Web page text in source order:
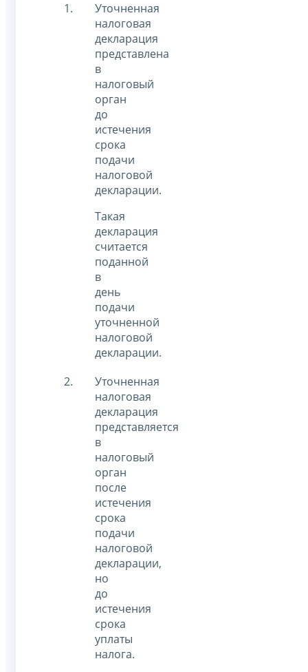
Уточненная
налоговая
декларация
представлена
в
налоговый
орган
до
истечения
срока
подачи
налоговой
декларации.
Такая
декларация
считается
поданной
в
день
подачи
уточненной
налоговой
декларации.
Уточненная
налоговая
декларация
представляется
в
налоговый
орган
после
истечения
срока
подачи
налоговой
декларации,
но
до
истечения
срока
уплаты
налога.